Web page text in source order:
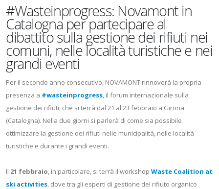
#Wasteinprogress: Novamont in
Catalogna per partecipare al
dibattito sulla gestione dei rifiuti nei
comuni, nelle località turistiche e nei
grandi eventi
Per il secondo anno consecutivo, NOVAMONT rinnoverà la propria
presenza a #wasteinprogress, il forum internazionale sulla
gestione dei rifiuti, che si terrà dal 21 al 23 febbraio a Girona
(Catalogna). Nella due giorni si parlerà di come sia possibile
ottimizzare la gestione dei rifiuti nelle municipalità, nelle località
turistiche e durante i grandi eventi.
Il 21 febbraio, in particolare, si terrà il workshop Waste Coalition at
ski activities, dove tra gli esperti di gestione del rifiuto organico